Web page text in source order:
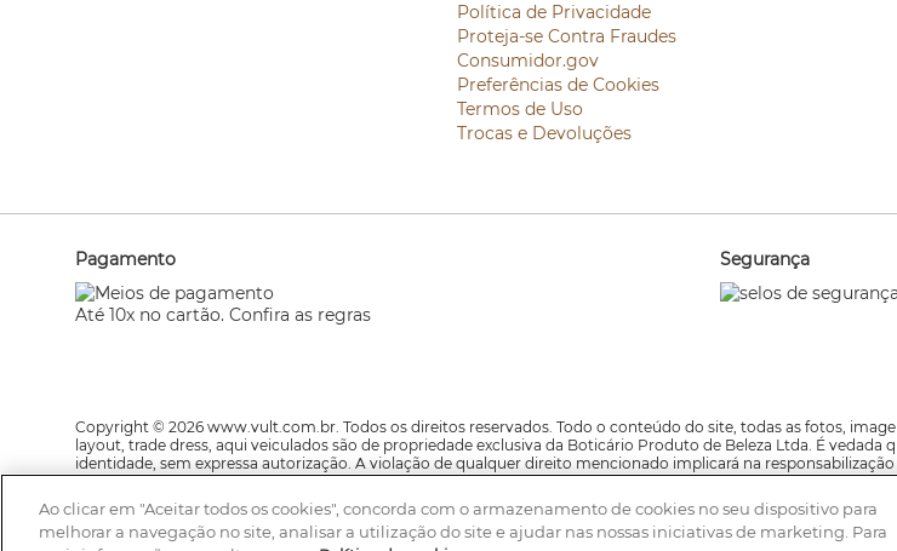
Política de Privacidade
Proteja-se Contra Fraudes
Consumidor.gov
Preferências de Cookies
Termos de Uso
Trocas e Devoluções
Pagamento
Até 10x no cartão. Confira as regras
Segurança
Copyright © 2026 www.vult.com.br. Todos os direitos reservados. Todo o conteúdo do site, todas as fotos,
layout, trade dress, aqui veiculados são de propriedade exclusiva da Boticário Produto de Beleza Ltda. É
identidade, sem expressa autorização. A violação de qualquer direito mencionado implicará na
estão sujeitos a alteração sem aviso prévio.
A Vult se reserva o direito de corrigir qualquer possível erro de digitação ou gráfico e caso haja divergências
prevalecem as informações do site. Av. Jaguaré, 818, Galpão Módulo 21,22 e 23, São Paulo, CEP 05346-000 –
Ao clicar em "Aceitar todos os cookies", concorda com o armazenamento de cookies no seu dispositivo para
melhorar a navegação no site, analisar a utilização do site e ajudar nas nossas iniciativas de marketing. Para